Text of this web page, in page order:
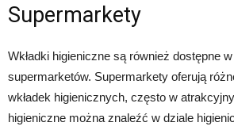
Supermarkety
Wkładki higieniczne są również dostępne
supermarketów. Supermarkety oferują
wkładek higienicznych, często w
higieniczne można znaleźć w dziale